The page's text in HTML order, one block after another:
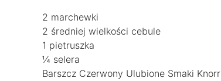
2 marchewki
2 średniej wielkości cebule
1 pietruszka
¼ selera
Barszcz Czerwony Ulubione Smaki Knorr